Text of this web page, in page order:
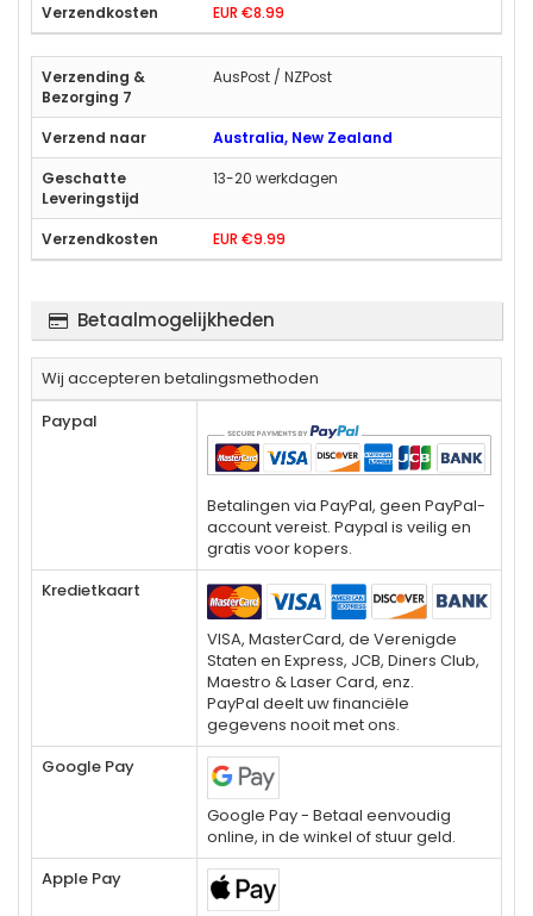
EUR €8.99
AusPost / NZPost
Australia, New Zealand
13-20 werkdagen
EUR €9.99
Betaalmogelijkheden
Wij accepteren betalingsmethoden
Paypal
Betalingen via PayPal, geen PayPal-
account vereist. Paypal is veilig en
gratis voor kopers.
Kredietkaart
VISA, MasterCard, de Verenigde
Staten en Express, JCB, Diners Club,
Maestro & Laser Card, enz.
PayPal deelt uw financiële
gegevens nooit met ons.
Google Pay
Google Pay - Betaal eenvoudig
online, in de winkel of stuur geld.
Apple Pay